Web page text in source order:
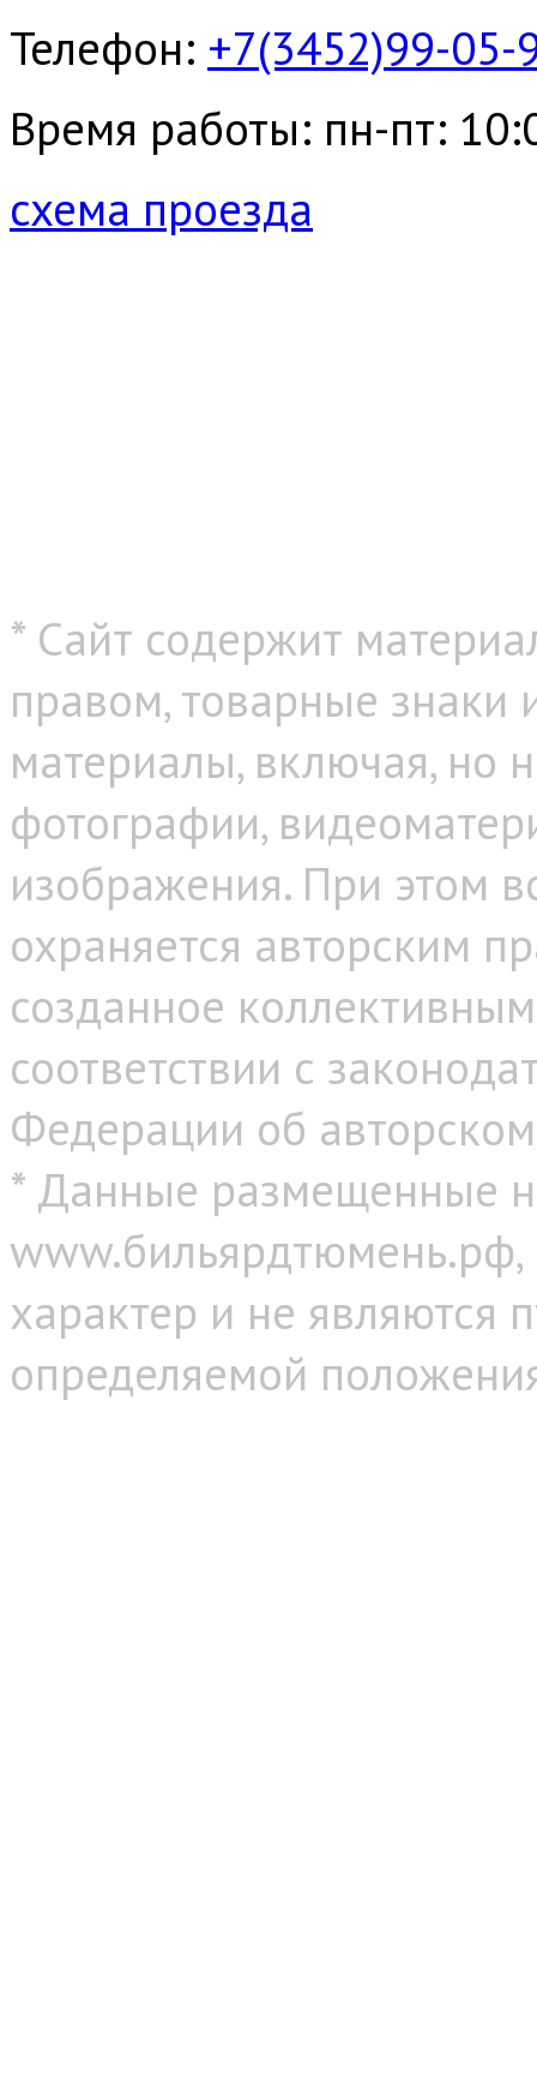
Телефон: +7(3452)99-05-
Время работы: пн-пт:
схема проезда
* Сайт содержит
правом, товарные
материалы, включая, но
фотографии,
изображения. При этом
охраняется авторским
созданное
соответствии с
Федерации об
* Данные размещенные
характер и не являются
определяемой